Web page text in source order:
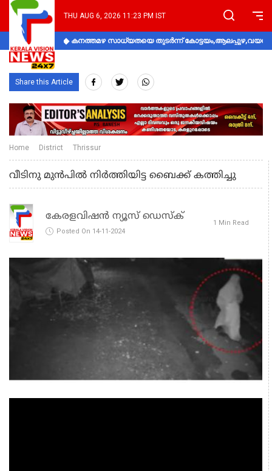
THU AUG 6, 2026 11:23 PM IST
കനത്തമഴ സാധ്യതയെ തുടർന്ന്
Share this Article
Home District Thrissur
വീടിനു മുൻപിൽ നിർത്തിയിട്ട ബൈക്ക് കത്തിച്ചു
കേരളവിഷൻ ന്യൂസ് ഡെസ്‌ക്
Posted On 14-11-2024
1 Min Read